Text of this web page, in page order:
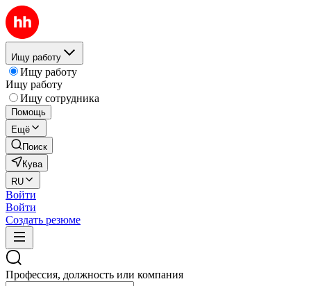
Ищу работу
Ищу работу
Ищу работу
Ищу сотрудника
Помощь
Ещё
Поиск
Кува
RU
Войти
Войти
Создать резюме
Профессия, должность или компания